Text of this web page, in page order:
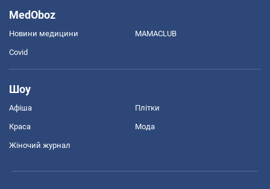
MedOboz
Новини медицини MAMACLUB
Covid
Шоу
Афіша Плітки
Краса Мода
Жіночий журнал